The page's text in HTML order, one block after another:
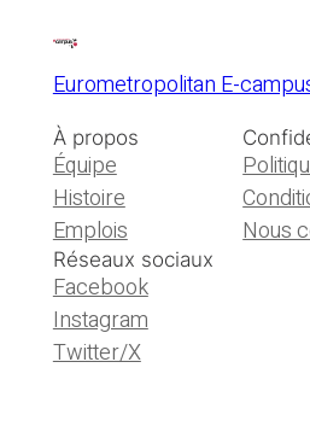
Eurometropolitan E-
À propos
Équipe
Histoire
Emplois
Nous
Réseaux sociaux
Facebook
Instagram
Twitter/X